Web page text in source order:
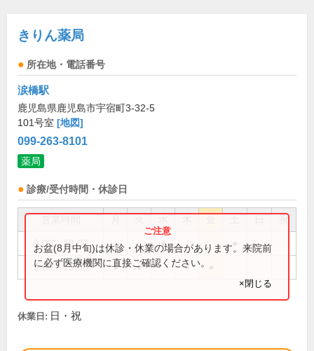
きりん薬局
所在地・電話番号
涙橋駅
鹿児島県鹿児島市宇宿町3-32-5
101号室 [地図]
099-263-8101
薬局
診療/受付時間・休診日
祝
9:00～18:00 ●
9:00～19:00 ● ● ●
お盆(8月中旬)は休診・休業の場合があります。来院前
に必ず医療機関に直接ご確認ください。
×閉じる
休業日: 日・祝